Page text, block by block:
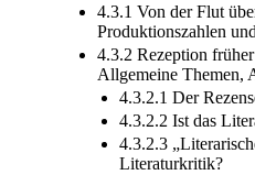
4.3.1 Von der Flut
Produktionszahlen
4.3.2 Rezeption
Allgemeine Themen,
4.3.2.1 Der
4.3.2.2 Ist das
4.3.2.3
Literaturkritik?